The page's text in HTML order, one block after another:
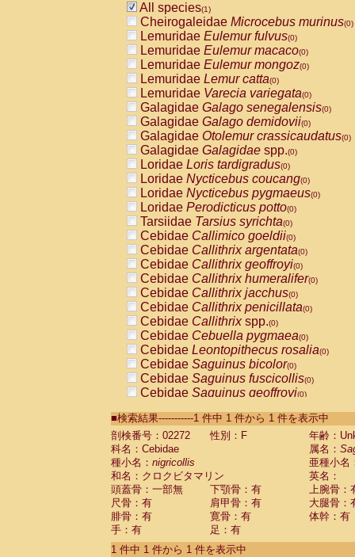
All species(1)
Cheirogaleidae Microcebus murinus(0)
Lemuridae Eulemur fulvus(0)
Lemuridae Eulemur macaco(0)
Lemuridae Eulemur mongoz(0)
Lemuridae Lemur catta(0)
Lemuridae Varecia variegata(0)
Galagidae Galago senegalensis(0)
Galagidae Galago demidovii(0)
Galagidae Otolemur crassicaudatus(0)
Galagidae Galagidae spp.(0)
Loridae Loris tardigradus(0)
Loridae Nycticebus coucang(0)
Loridae Nycticebus pygmaeus(0)
Loridae Perodicticus potto(0)
Tarsiidae Tarsius syrichta(0)
Cebidae Callimico goeldii(0)
Cebidae Callithrix argentata(0)
Cebidae Callithrix geoffroyi(0)
Cebidae Callithrix humeralifer(0)
Cebidae Callithrix jacchus(0)
Cebidae Callithrix penicillata(0)
Cebidae Callithrixspp.(0)
Cebidae Cebuella pygmaea(0)
Cebidae Leontopithecus rosalia(0)
Cebidae Saguinus bicolor(0)
Cebidae Saguinus fuscicollis(0)
Cebidae Saguinus geoffroyi(0)
CebidaeSaguinus labiatus(0)
Cebidae Saguinus leucopus (0)
Cebidae
CebidaeSaguinus mystax
CebidaeSaguinus nigricollis (1)
Cebidae Saguinus oedipus
Cebidae Saguinus weddelli
Cebidae Saguinusspp.
Cebidae Aotus trivirgatus
Cebidae Cebus albifrons
■検索結果-----------1 件中 1 件から 1 件を表示中
剖検番号：02272
性別：F
年齢：
科名：Cebidae
属名：
種小名： nigricollis
亜種小名
和名：クロクビタマリン
英名：
頭蓋骨：一部無
下顎骨：有
上腕骨：
尺骨：有
肩甲骨：有
大腿骨：
腓骨：有
寛骨：有
体幹：有
手：有
足：有
1 件中 1 件から 1 件を表示中